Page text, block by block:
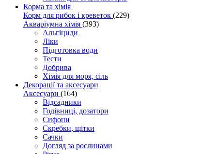
Корма та хімія
Корм для рибок і креветок (229)
Акваріумна хімія (393)
Альгіциди
Ліки
Підготовка води
Тести
Добрива
Хімія для моря, сіль
Декорації та аксесуари
Аксесуари (164)
Відсадники
Годівниці, дозатори
Сифони
Скребки, щітки
Сачки
Догляд за рослинами